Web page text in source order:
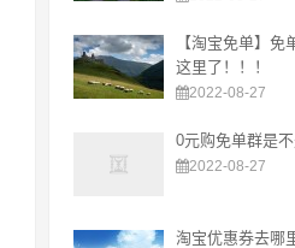
【淘宝免单】
这里了！！！
2022-08-27
0元购免单群是
2022-08-27
淘宝优惠券去哪